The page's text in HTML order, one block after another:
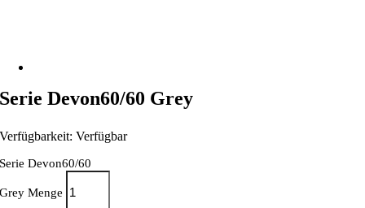
Serie Devon60/60 Grey
Verfügbarkeit: Verfügbar
Serie Devon60/60
Grey Menge